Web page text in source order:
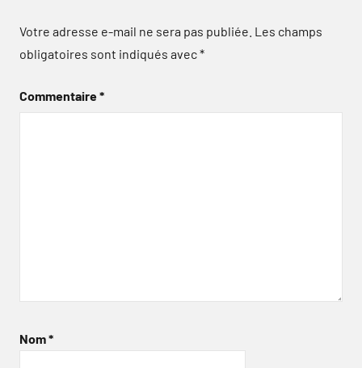
Votre adresse e-mail ne sera pas publiée. Les champs
obligatoires sont indiqués avec*
Commentaire*
Nom*